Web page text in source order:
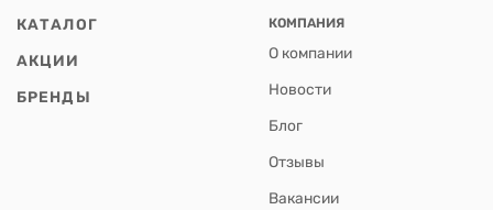
КАТАЛОГ
АКЦИИ
БРЕНДЫ
КОМПАНИЯ
О компании
Новости
Блог
Отзывы
Вакансии